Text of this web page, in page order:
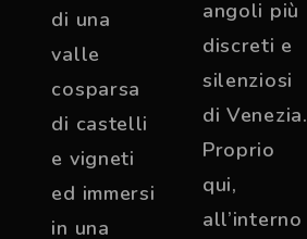
di una
valle
cosparsa
di castelli
e vigneti
ed immersi
in una
angoli più
discreti e
silenziosi
di Venezia.
Proprio
qui,
all’interno